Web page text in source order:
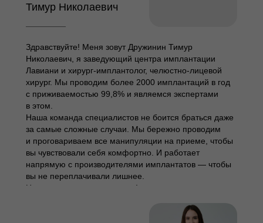
Здравствуйте! Меня зовут Дружинин Тимур
Николаевич, я заведующий центра имплантации
Лавиани и хирург-имплантолог, челюстно-лицевой
хирург. Мы проводим более 2000 имплантаций в год
с приживаемостью 99,8% и являемся экспертами
в этом.
Наша команда специалистов не боится браться даже
за самые сложные случаи. Мы бережно проводим
и проговариваем все манипуляции на приеме, чтобы
вы чувствовали себя комфортно. И работает
напрямую с производителями имплантатов — чтобы
вы не переплачивали лишнее.
Наша цель — ваш результат!
Тимур Николаевич